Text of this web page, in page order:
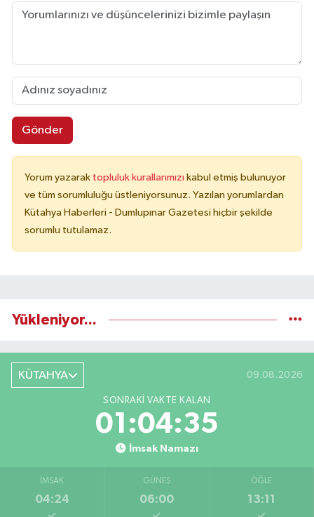
Gönder
Yorum yazarak topluluk kurallarımızı kabul etmiş bulunuyor
ve tüm sorumluluğu üstleniyorsunuz. Yazılan yorumlardan
Kütahya Haberleri - Dumlupınar Gazetesi hiçbir şekilde
sorumlu tutulamaz.
Yükleniyor...
KÜTAHYA 09.08.2026
SONRAKI VAKTE KALAN
01:04:35
İmsak Namazı
İMSAK
04:24
GÜNEŞ
06:00
ÖĞLE
13:11